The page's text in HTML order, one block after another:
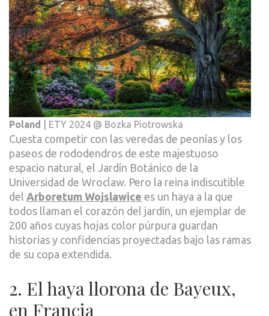
Poland | ETY 2024 @ Bozka Piotrowska
Cuesta competir con las veredas de peonías y los
paseos de rododendros de este majestuoso
espacio natural, el Jardín Botánico de la
Universidad de Wroclaw. Pero la reina indiscutible
del Arboretum Wojslawice es un haya a la que
todos llaman el corazón del jardín, un ejemplar de
200 años cuyas hojas color púrpura guardan
historias y confidencias proyectadas bajo las ramas
de su copa extendida.
2. El haya llorona de Bayeux,
en Francia